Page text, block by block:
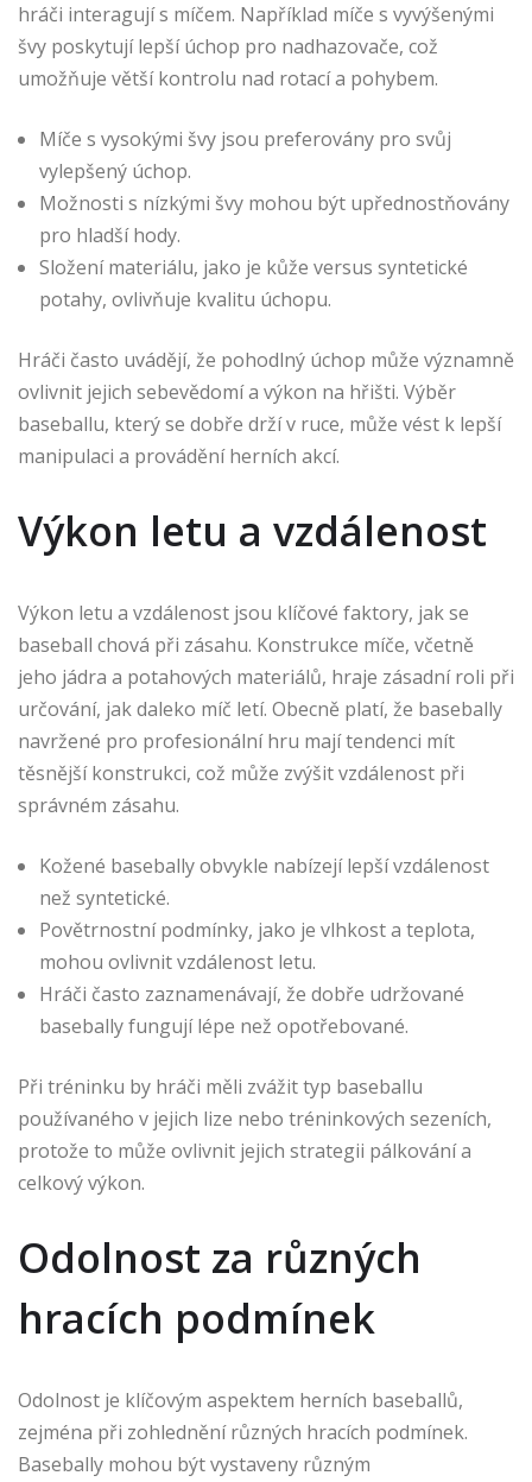
hráči interagují s míčem. Například míče s vyvýšenými
švy poskytují lepší úchop pro nadhazovače, což
umožňuje větší kontrolu nad rotací a pohybem.
Míče s vysokými švy jsou preferovány pro svůj
vylepšený úchop.
Možnosti s nízkými švy mohou být upřednostňovány
pro hladší hody.
Složení materiálu, jako je kůže versus syntetické
potahy, ovlivňuje kvalitu úchopu.
Hráči často uvádějí, že pohodlný úchop může významně
ovlivnit jejich sebevědomí a výkon na hřišti. Výběr
baseballu, který se dobře drží v ruce, může vést k lepší
manipulaci a provádění herních akcí.
Výkon letu a vzdálenost
Výkon letu a vzdálenost jsou klíčové faktory, jak se
baseball chová při zásahu. Konstrukce míče, včetně
jeho jádra a potahových materiálů, hraje zásadní roli při
určování, jak daleko míč letí. Obecně platí, že basebally
navržené pro profesionální hru mají tendenci mít
těsnější konstrukci, což může zvýšit vzdálenost při
správném zásahu.
Kožené basebally obvykle nabízejí lepší vzdálenost
než syntetické.
Povětrnostní podmínky, jako je vlhkost a teplota,
mohou ovlivnit vzdálenost letu.
Hráči často zaznamenávají, že dobře udržované
basebally fungují lépe než opotřebované.
Při tréninku by hráči měli zvážit typ baseballu
používaného v jejich lize nebo tréninkových sezeních,
protože to může ovlivnit jejich strategii pálkování a
celkový výkon.
Odolnost za různých
hracích podmínek
Odolnost je klíčovým aspektem herních baseballů,
zejména při zohlednění různých hracích podmínek.
Basebally mohou být vystaveny různým